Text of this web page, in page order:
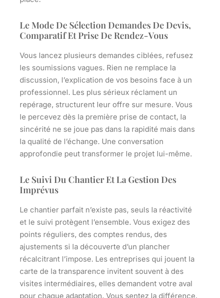
Le Mode De Sélection Demandes De Devis,
Comparatif Et Prise De Rendez-Vous
Vous lancez plusieurs demandes ciblées, refusez
les soumissions vagues. Rien ne remplace la
discussion, l’explication de vos besoins face à un
professionnel. Les plus sérieux réclament un
repérage, structurent leur offre sur mesure. Vous
le percevez dès la première prise de contact, la
sincérité ne se joue pas dans la rapidité mais dans
la qualité de l’échange. Une conversation
approfondie peut transformer le projet lui-même.
Le Suivi Du Chantier Et La Gestion Des
Imprévus
Le chantier parfait n’existe pas, seuls la réactivité
et le suivi protègent l’ensemble. Vous exigez des
points réguliers, des comptes rendus, des
ajustements si la découverte d’un plancher
récalcitrant l’impose. Les entreprises qui jouent la
carte de la transparence invitent souvent à des
visites intermédiaires, elles demandent votre aval
pour chaque adaptation. Vous sentez la différence,